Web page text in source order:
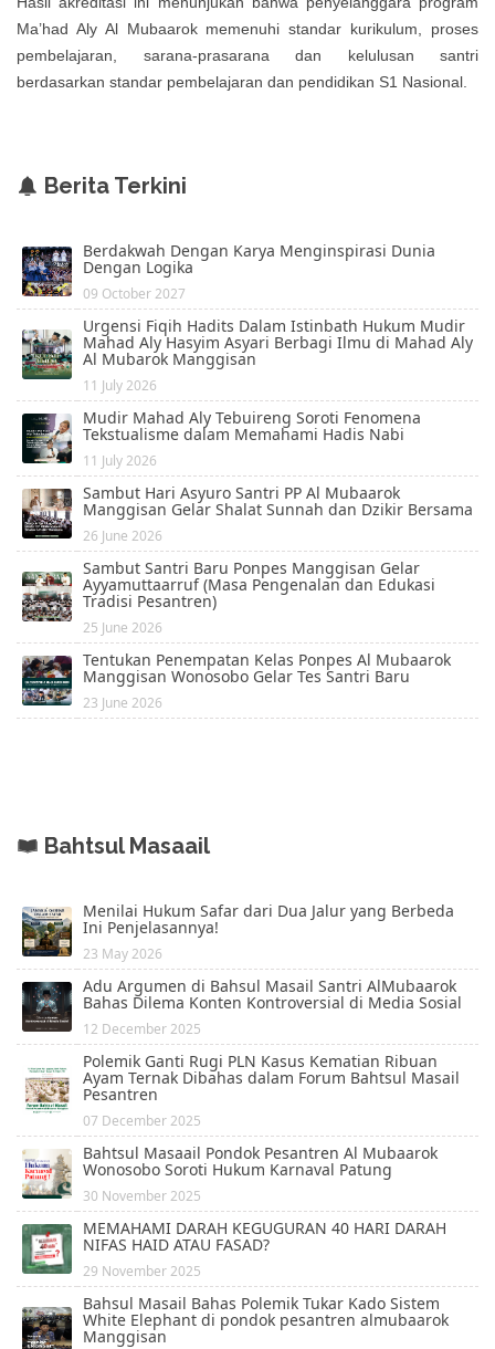
Ma’had Aly Al Mubaarok memenuhi standar kurikulum, proses
pembelajaran, sarana-prasarana dan kelulusan santri
berdasarkan standar pembelajaran dan pendidikan S1 Nasional.
Berita Terkini
Berdakwah Dengan Karya Menginspirasi Dunia
Dengan Logika
09 October 2027
Urgensi Fiqih Hadits Dalam Istinbath Hukum Mudir
Mahad Aly Hasyim Asyari Berbagi Ilmu di Mahad Aly
Al Mubarok Manggisan
11 July 2026
Mudir Mahad Aly Tebuireng Soroti Fenomena
Tekstualisme dalam Memahami Hadis Nabi
11 July 2026
Sambut Hari Asyuro Santri PP Al Mubaarok
Manggisan Gelar Shalat Sunnah dan Dzikir Bersama
26 June 2026
Sambut Santri Baru Ponpes Manggisan Gelar
Ayyamuttaarruf (Masa Pengenalan dan Edukasi
Tradisi Pesantren)
25 June 2026
Tentukan Penempatan Kelas Ponpes Al Mubaarok
Manggisan Wonosobo Gelar Tes Santri Baru
23 June 2026
Bahtsul Masaail
Menilai Hukum Safar dari Dua Jalur yang Berbeda
Ini Penjelasannya!
23 May 2026
Adu Argumen di Bahsul Masail Santri AlMubaarok
Bahas Dilema Konten Kontroversial di Media Sosial
12 December 2025
Polemik Ganti Rugi PLN Kasus Kematian Ribuan
Ayam Ternak Dibahas dalam Forum Bahtsul Masail
Pesantren
07 December 2025
Bahtsul Masaail Pondok Pesantren Al Mubaarok
Wonosobo Soroti Hukum Karnaval Patung
30 November 2025
MEMAHAMI DARAH KEGUGURAN 40 HARI DARAH
NIFAS HAID ATAU FASAD?
29 November 2025
Bahsul Masail Bahas Polemik Tukar Kado Sistem
White Elephant di pondok pesantren almubaarok
Manggisan